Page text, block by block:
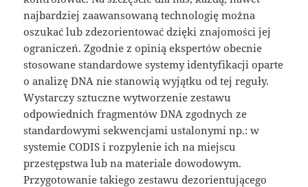
najbardziej zaawansowaną technologię można
oszukać lub zdezorientować dzięki znajomości jej
ograniczeń. Zgodnie z opinią ekspertów obecnie
stosowane standardowe systemy identyfikacji oparte
o analizę DNA nie stanowią wyjątku od tej reguły.
Wystarczy sztuczne wytworzenie zestawu
odpowiednich fragmentów DNA zgodnych ze
standardowymi sekwencjami ustalonymi np.: w
systemie CODIS i rozpylenie ich na miejscu
przestępstwa lub na materiale dowodowym.
Przygotowanie takiego zestawu dezorientującego